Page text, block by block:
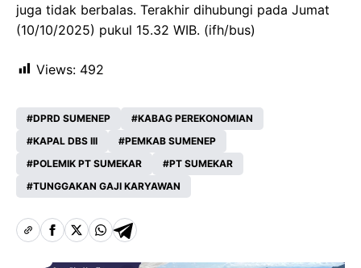
juga tidak berbalas. Terakhir dihubungi pada Jumat
(10/10/2025) pukul 15.32 WIB. (ifh/bus)
Views: 492
DPRD SUMENEP
KABAG PEREKONOMIAN
KAPAL DBS III
PEMKAB SUMENEP
POLEMIK PT SUMEKAR
PT SUMEKAR
TUNGGAKAN GAJI KARYAWAN